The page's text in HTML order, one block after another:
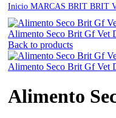
Inicio MARCAS BRIT BRIT
Alimento Seco Brit Gf Vet
Back to products
Alimento Seco Brit Gf Vet
Alimento